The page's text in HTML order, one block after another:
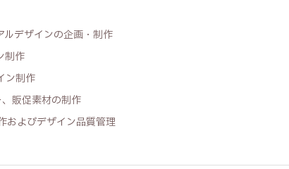
ルデザインの企画・制作
制作
ン制作
、販促素材の制作
およびデザイン品質管理